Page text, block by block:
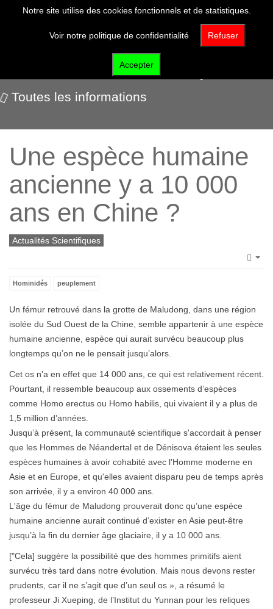
Actualités scientifiques
Toutes les informations
Une espèce humaine
ancienne y a 10 000
ans en Chine ?
Actualités Scientifiques
Hominidés peuplement
Un fémur retrouvé dans la grotte de Maludong, dans une région
isolée du Sud Ouest de la Chine, semble appartenir à une espèce
humaine ancienne, espèce qui aurait survécu beaucoup plus
longtemps qu’on ne le pensait jusqu’alors.
Cet os n'a en effet que 14 000 ans, ce qui est relativement récent.
Pourtant, il ressemble beaucoup aux ossements d’espèces
comme Homo erectus ou Homo habilis, qui vivaient il y a plus de
1,5 million d’années.
Jusqu’à présent, la communauté scientifique s'accordait à penser
que les Hommes de Néandertal et de Dénisova étaient les seules
espèces humaines à avoir cohabité avec l'Homme moderne en
Asie et en Europe, et qu'elles avaient disparu peu de temps après
son arrivée, il y a environ 40 000 ans.
L'âge du fémur de Maludong prouverait donc qu’une espèce
humaine ancienne aurait continué d’exister en Asie peut-être
jusqu’à la fin du dernier âge glaciaire, il y a 10 000 ans.
["Cela] suggère la possibilité que des hommes primitifs aient
survécu très tard dans notre évolution. Mais nous devons rester
prudents, car il ne s’agit que d’un seul os », a résumé le
professeur Ji Xueping, de l’Institut du Yunnan pour les reliques
Notre site utilise des cookies fonctionnels et de statistiques.
Voir notre politique de confidentialité Refuser
Accepter